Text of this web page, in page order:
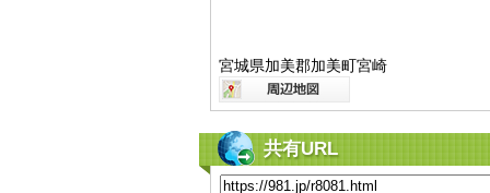
宮城県加美郡加美町宮崎
共有URL